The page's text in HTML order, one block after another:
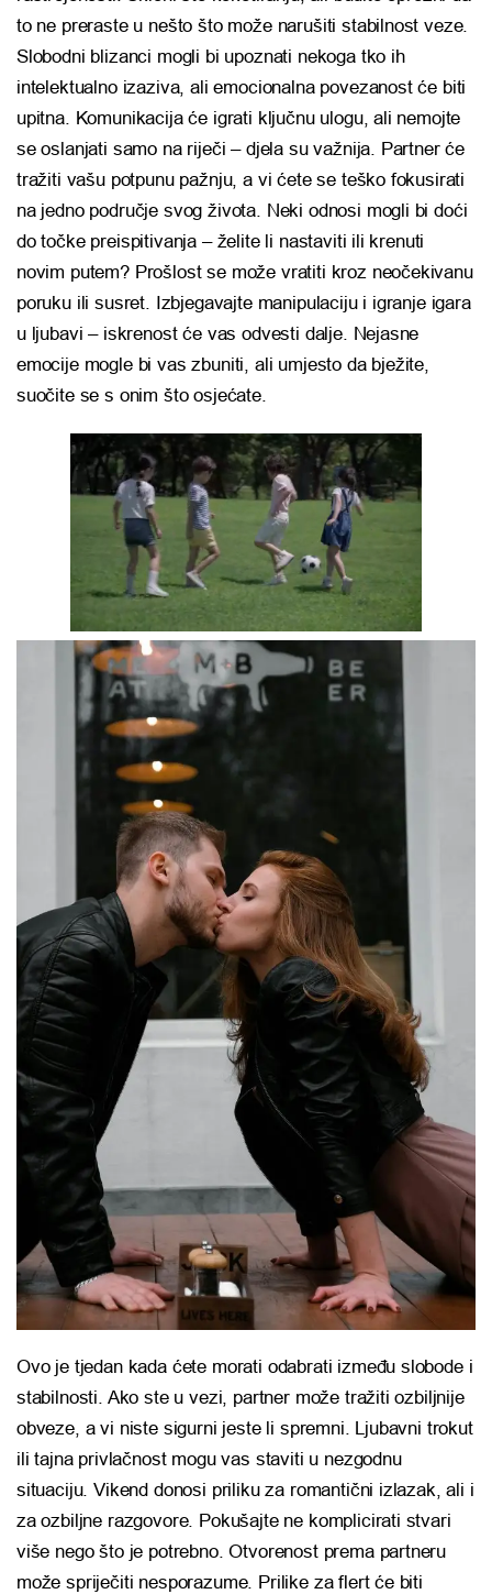
to ne preraste u nešto što može narušiti stabilnost veze.
Slobodni blizanci mogli bi upoznati nekoga tko ih
intelektualno izaziva, ali emocionalna povezanost će biti
upitna. Komunikacija će igrati ključnu ulogu, ali nemojte
se oslanjati samo na riječi – djela su važnija. Partner će
tražiti vašu potpunu pažnju, a vi ćete se teško fokusirati
na jedno područje svog života. Neki odnosi mogli bi doći
do točke preispitivanja – želite li nastaviti ili krenuti
novim putem? Prošlost se može vratiti kroz neočekivanu
poruku ili susret. Izbjegavajte manipulaciju i igranje igara
u ljubavi – iskrenost će vas odvesti dalje. Nejasne
emocije mogle bi vas zbuniti, ali umjesto da bježite,
suočite se s onim što osjećate.
Ovo je tjedan kada ćete morati odabrati između slobode i
stabilnosti. Ako ste u vezi, partner može tražiti ozbiljnije
obveze, a vi niste sigurni jeste li spremni. Ljubavni trokut
ili tajna privlačnost mogu vas staviti u nezgodnu
situaciju. Vikend donosi priliku za romantični izlazak, ali i
za ozbiljne razgovore. Pokušajte ne komplicirati stvari
više nego što je potrebno. Otvorenost prema partneru
može spriječiti nesporazume. Prilike za flert će biti